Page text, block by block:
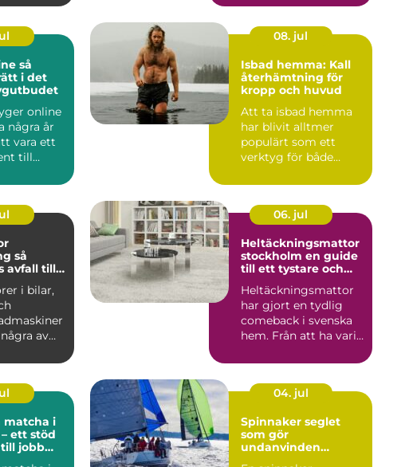
Ett...
så
i det
online
några år
vara ett
till
08. jul
Isbad hemma: Kall
återhämtning för
kropp och huvud
Att ta isbad hemma
har blivit alltmer
populärt som ett
verktyg för både
avfall till
i bilar,
av
06. jul
Heltäckningsmattor
stockholm en guide
till ett tystare och
Heltäckningsmattor
har gjort en tydlig
comeback i svenska
hem. Från att ha varit
matcha i
ett stöd
jobb
04. jul
Spinnaker seglet
som gör
undanvinden